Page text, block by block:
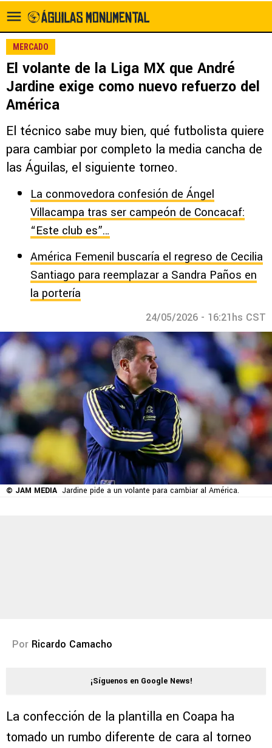
MERCADO
El volante de la Liga MX que André
Jardine exige como nuevo refuerzo del
América
El técnico sabe muy bien, qué futbolista quiere
para cambiar por completo la media cancha de
las Águilas, el siguiente torneo.
La conmovedora confesión de Ángel
Villacampa tras ser campeón de Concacaf:
“Este club es”…
América Femenil buscaría el regreso de Cecilia
Santiago para reemplazar a Sandra Paños en
la portería
24/05/2026 - 16:21hs CST
© JAM MEDIA Jardine pide a un volante para cambiar al América.
Por Ricardo Camacho
¡Síguenos en Google News!
La confección de la plantilla en Coapa ha
tomado un rumbo diferente de cara al torneo